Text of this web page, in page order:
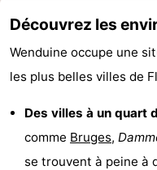
Découvrez les
Wenduine occupe une
les plus belles villes de
Des villes à un quart
comme Bruges,
se trouvent à peine à